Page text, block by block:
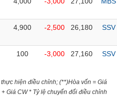
4,900 -2,500 26,180 SSV
100 -3,000 27,160 SSV
hiện điều chỉnh; (**)Hòa vốn = Giá
Giá CW * Tỷ lệ chuyển đổi điều chỉnh